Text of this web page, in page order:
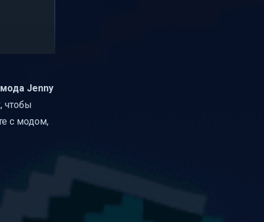
мода Jenny
чтобы
с модом,